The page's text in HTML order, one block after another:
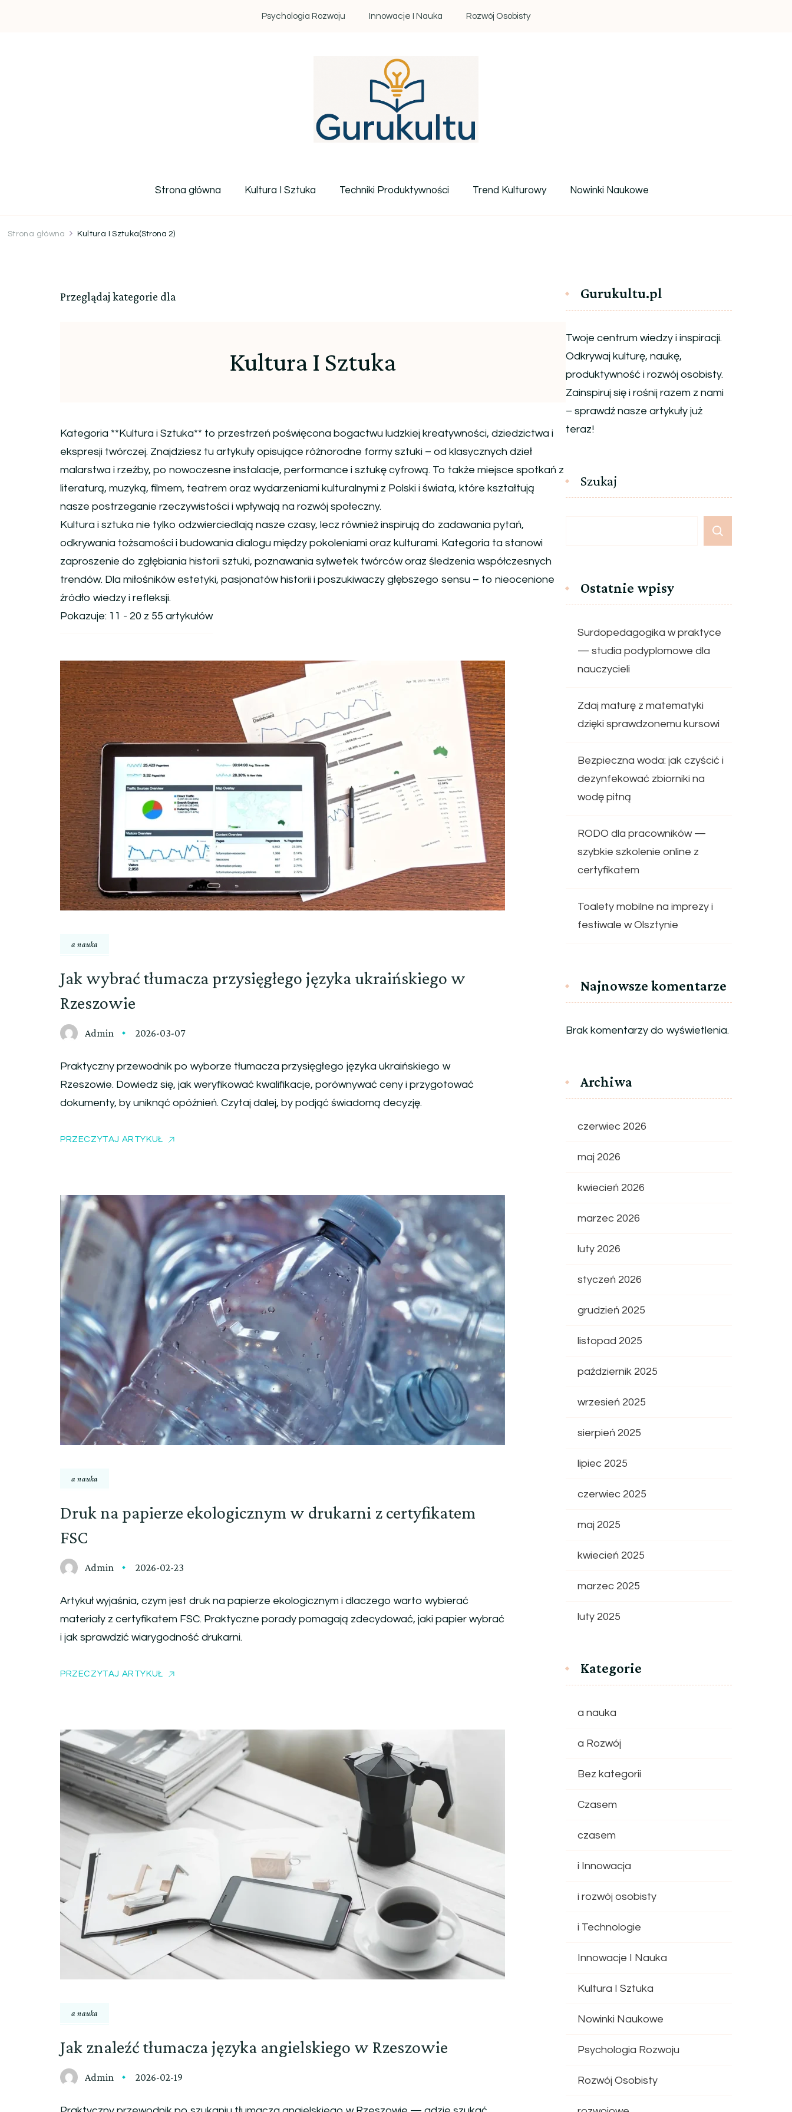
Psychologia Rozwoju Innowacje I Nauka Rozwój Osobisty
Strona główna Kultura I Sztuka Techniki Produktywności Trend Kulturowy Nowinki Naukowe
Strona główna Kultura I Sztuka(Strona 2)
Przeglądaj kategorie dla
Kultura I Sztuka
Kategoria **Kultura i Sztuka** to przestrzeń poświęcona bogactwu ludzkiej kreatywności, dziedzictwa i
ekspresji twórczej. Znajdziesz tu artykuły opisujące różnorodne formy sztuki – od klasycznych dzieł
malarstwa i rzeźby, po nowoczesne instalacje, performance i sztukę cyfrową. To także miejsce spotkań z
literaturą, muzyką, filmem, teatrem oraz wydarzeniami kulturalnymi z Polski i świata, które kształtują
nasze postrzeganie rzeczywistości i wpływają na rozwój społeczny.
Kultura i sztuka nie tylko odzwierciedlają nasze czasy, lecz również inspirują do zadawania pytań,
odkrywania tożsamości i budowania dialogu między pokoleniami oraz kulturami. Kategoria ta stanowi
zaproszenie do zgłębiania historii sztuki, poznawania sylwetek twórców oraz śledzenia współczesnych
trendów. Dla miłośników estetyki, pasjonatów historii i poszukiwaczy głębszego sensu – to nieocenione
źródło wiedzy i refleksji.
Pokazuje: 11 - 20 z 55 artykułów
a nauka
Jak wybrać tłumacza przysięgłego języka ukraińskiego w
Rzeszowie
Admin 2026-03-07
Praktyczny przewodnik po wyborze tłumacza przysięgłego języka ukraińskiego w
Rzeszowie. Dowiedz się, jak weryfikować kwalifikacje, porównywać ceny i przygotować
dokumenty, by uniknąć opóźnień. Czytaj dalej, by podjąć świadomą decyzję.
PRZECZYTAJ ARTYKUŁ
a nauka
Druk na papierze ekologicznym w drukarni z certyfikatem
FSC
Admin 2026-02-23
Artykuł wyjaśnia, czym jest druk na papierze ekologicznym i dlaczego warto wybierać
materiały z certyfikatem FSC. Praktyczne porady pomagają zdecydować, jaki papier wybrać
i jak sprawdzić wiarygodność drukarni.
PRZECZYTAJ ARTYKUŁ
a nauka
Jak znaleźć tłumacza języka angielskiego w Rzeszowie
Admin 2026-02-19
Gurukultu.pl
Twoje centrum wiedzy i inspiracji.
Odkrywaj kulturę, naukę,
produktywność i rozwój osobisty.
Zainspiruj się i rośnij razem z nami
– sprawdź nasze artykuły już
teraz!
Szukaj
Ostatnie wpisy
Surdopedagogika w praktyce
— studia podyplomowe dla
nauczycieli
Zdaj maturę z matematyki
dzięki sprawdzonemu kursowi
Bezpieczna woda: jak czyścić i
dezynfekować zbiorniki na
wodę pitną
RODO dla pracowników —
szybkie szkolenie online z
certyfikatem
Toalety mobilne na imprezy i
festiwale w Olsztynie
Najnowsze komentarze
Brak komentarzy do wyświetlenia.
Archiwa
czerwiec 2026
maj 2026
kwiecień 2026
marzec 2026
luty 2026
styczeń 2026
grudzień 2025
listopad 2025
październik 2025
wrzesień 2025
sierpień 2025
lipiec 2025
czerwiec 2025
maj 2025
kwiecień 2025
marzec 2025
luty 2025
Kategorie
a nauka
a Rozwój
Bez kategorii
Czasem
czasem
i Innowacja
i rozwój osobisty
i Technologie
Innowacje I Nauka
Kultura I Sztuka
Nowinki Naukowe
Psychologia Rozwoju
Rozwój Osobisty